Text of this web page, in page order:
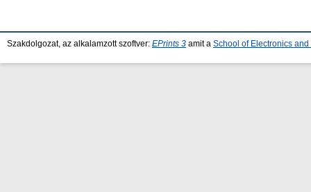
Szakdolgozat, az alkalamzott szoftver: EPrints 3 amit a School of Electronics